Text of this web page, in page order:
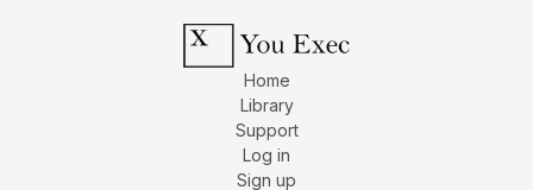
Home
Library
Support
Log in
Sign up